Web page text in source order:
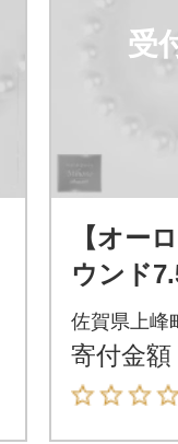
受
【オー
ウンド
ヤ真珠
ピアス
佐賀県上峰
寄付金額